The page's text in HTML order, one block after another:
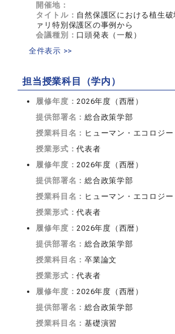
開催地：
タイトル： 自然保護区における植生
ァリ特別保護区の事例から
会議種別： 口頭発表（一般）
全件表示 >>
担当授業科目（学内）
履修年度：2026年度（西暦）
提供部署名：総合政策学部
授業科目名： ヒューマン・エコロジー
授業形式：代表者
履修年度：2026年度（西暦）
提供部署名：総合政策学部
授業科目名： ヒューマン・エコロジー
授業形式：代表者
履修年度：2026年度（西暦）
提供部署名：総合政策学部
授業科目名：卒業論文
授業形式：代表者
履修年度：2026年度（西暦）
提供部署名：総合政策学部
授業科目名：基礎演習